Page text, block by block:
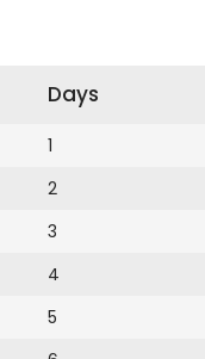
Days
1
2
3
4
5